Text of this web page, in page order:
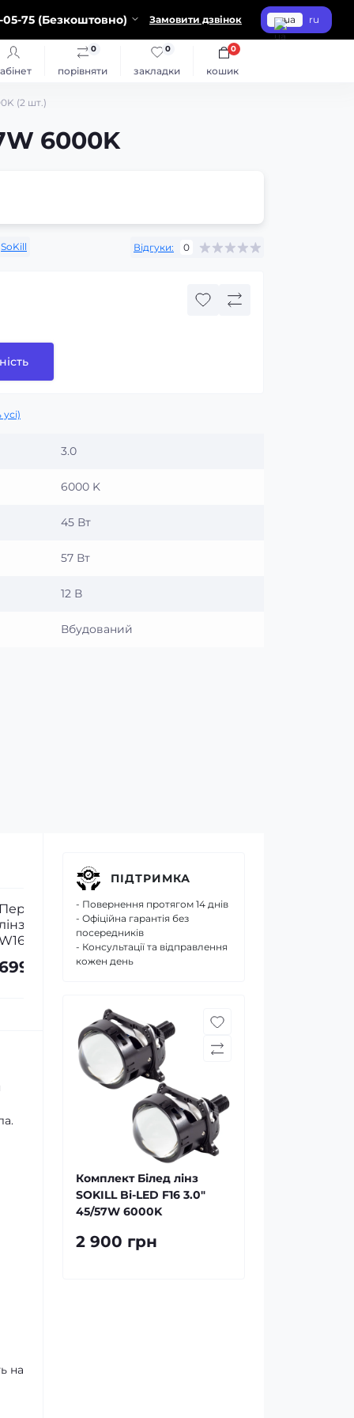
75 (Безкоштовно) Замовити дзвінок ua ru
порівняти
0
закладки
0
кошик
0
(2 шт.)
6000K
SoKill Відгуки: 0
3.0
6000 K
45 Вт
57 Вт
12 В
Вбудований
на
ПІДТРИМКА
- Повернення протягом 14 днів
- Офіційна гарантія без
посередників
- Консультації та відправлення
кожен день
Комплект Білед лінз
SOKILL Bi-LED F16 3.0"
45/57W 6000K
2 900 грн